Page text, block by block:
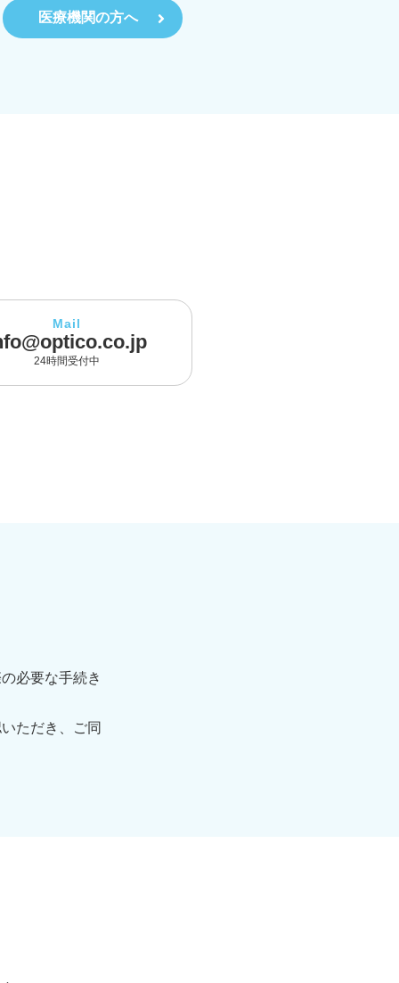
医療機関の方へ
Mail
24時間受付中
必要な手続き
ただき、ご同